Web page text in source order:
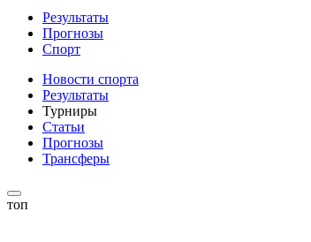
Результаты
Прогнозы
Спорт
Новости спорта
Результаты
Турниры
Статьи
Прогнозы
Трансферы
топ